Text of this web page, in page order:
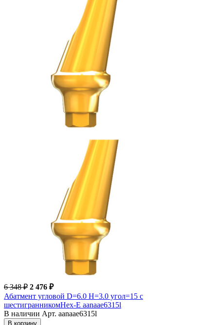
6 348 ₽ 2 476 ₽
Абатмент угловой D=6.0 H=3.0 угол=15 с
шестигранникомHex-E aanaae6315l
В наличии Арт. aanaae6315l
В корзину